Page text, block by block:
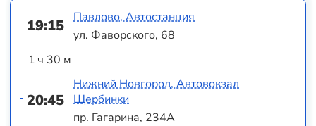
19:15
1 ч 30 м
20:45
Павлово, Автостанция
ул. Фаворского, 68
Нижний Новгород, Автовокзал
Щербинки
пр. Гагарина, 234А